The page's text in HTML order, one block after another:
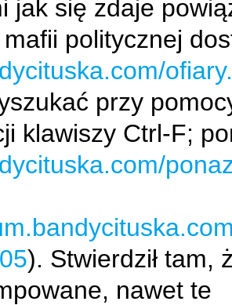
jak się zdaje
politycznej
przy
klawiszy Ctrl-F;
). Stwierdził tam,
nawet te